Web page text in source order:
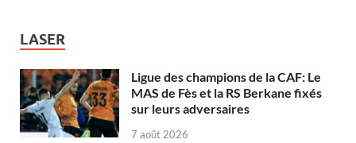
LASER
Ligue des champions de la CAF: Le
MAS de Fès et la RS Berkane fixés
sur leurs adversaires
7 août 2026